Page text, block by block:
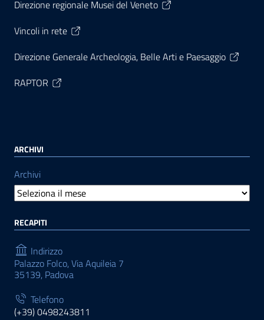
Direzione regionale Musei del Veneto
Vincoli in rete
Direzione Generale Archeologia, Belle Arti e Paesaggio
RAPTOR
ARCHIVI
Archivi
RECAPITI
Indirizzo
Palazzo Folco, Via Aquileia 7
35139, Padova
Telefono
(+39) 0498243811